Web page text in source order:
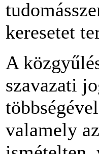
keresetet
A
szavazati
valamely